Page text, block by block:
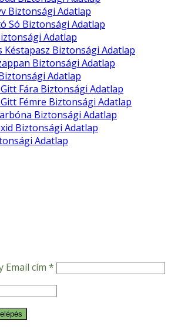
Biztonsági Adatlap
Só Biztonsági Adatlap
Adatlap
Késtapasz Biztonsági Adatlap
Biztonsági Adatlap
Adatlap
Fára Biztonsági Adatlap
Fémre Biztonsági Adatlap
Biztonsági Adatlap
Biztonsági Adatlap
Adatlap
Email cím *